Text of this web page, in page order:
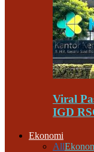
Viral
IGD
Ekonomi
All